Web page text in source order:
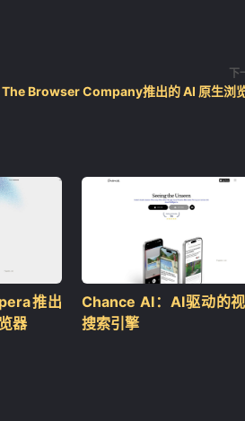
下
Browser Company推出的 AI 原生浏
推出
器
Chance AI：AI驱动的
搜索引擎